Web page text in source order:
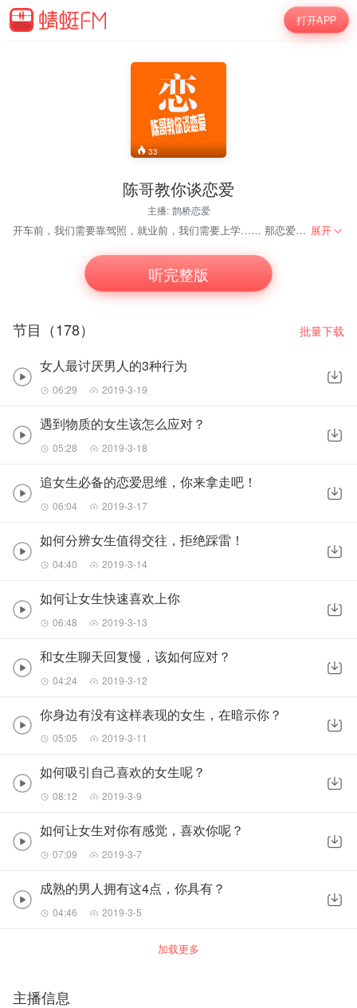
打开APP
33
陈哥教你谈恋爱
主播: 鹊桥恋爱
开车前，我们需要靠驾照，就业前，我们需要上学…… 那恋爱前，为什么没人去学习恋爱的技巧？ 父母不说，学校里不教，就凭着自己像无头苍蝇一样到处乱撞！！！ 来鹊桥恋爱社群学习，\/:zk-afckq 解决您的情感问题，成为情场高手，做高情商男人，开始学习导师多年总结的恋爱经验，助您实现情感自由。 展开
听完整版
节目（178） 批量下载
女人最讨厌男人的3种行为
06:29 2019-3-19
遇到物质的女生该怎么应对？
05:28 2019-3-18
追女生必备的恋爱思维，你来拿走吧！
06:04 2019-3-17
如何分辨女生值得交往，拒绝踩雷！
04:40 2019-3-14
如何让女生快速喜欢上你
06:48 2019-3-13
和女生聊天回复慢，该如何应对？
04:24 2019-3-12
你身边有没有这样表现的女生，在暗示你？
05:05 2019-3-11
如何吸引自己喜欢的女生呢？
08:12 2019-3-9
如何让女生对你有感觉，喜欢你呢？
07:09 2019-3-7
成熟的男人拥有这4点，你具有？
04:46 2019-3-5
加载更多
主播信息